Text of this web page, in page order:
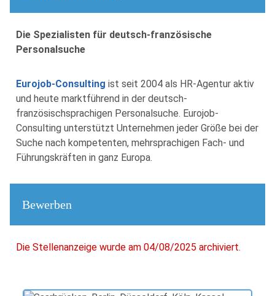
Die Spezialisten für deutsch-französische
Personalsuche
Eurojob-Consulting ist seit 2004 als HR-Agentur aktiv
und heute marktführend in der deutsch-
französischsprachigen Personalsuche. Eurojob-
Consulting unterstützt Unternehmen jeder Größe bei der
Suche nach kompetenten, mehrsprachigen Fach- und
Führungskräften in ganz Europa.
Bewerben
Die Stellenanzeige wurde am 04/08/2025 archiviert.